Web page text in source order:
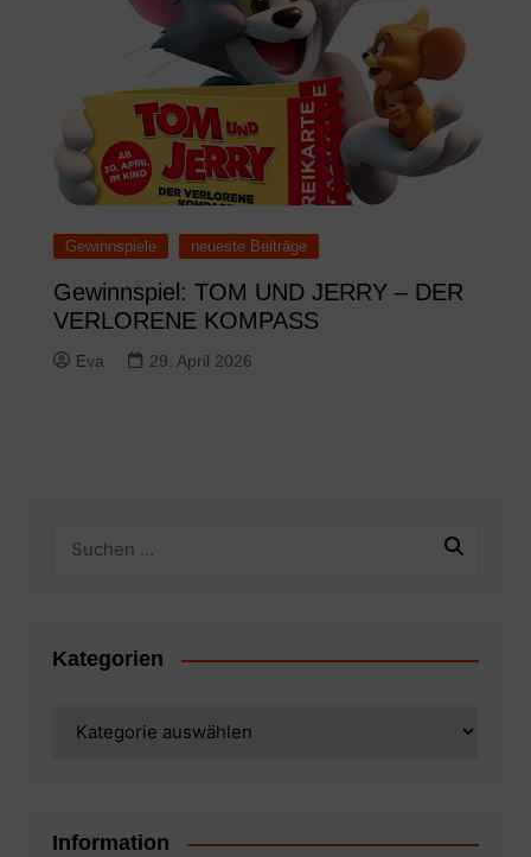
Gewinnspiele neueste Beiträge
Gewinnspiel: TOM UND JERRY – DER
VERLORENE KOMPASS
Eva 29. April 2026
Kategorien
Information